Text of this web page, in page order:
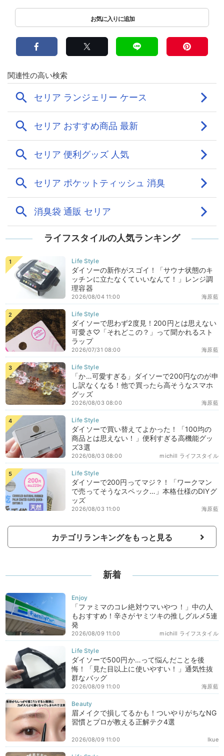
ライフスタイルの人気ランキング
ダイソーの新作がスゴイ！「サウナ状態のキ
ッチンに立たなくていいなんて！」レンジ調
理容器
海原藍
2026/08/04 11:00
ダイソーで思わず2度見！200円とは思えない
可愛さ♡「それどこの？」って聞かれるスト
ラップ
海原藍
2026/07/31 08:00
「か…可愛すぎる」ダイソーで200円なのが申
し訳なくなる！他で買ったら高そうなスマホ
グッズ
海原藍
2026/08/03 08:00
ダイソーで買い替えてよかった！「100均の
商品とは思えない！」便利すぎる高機能グッ
ズ3選
michill ライフスタイル
2026/08/03 08:00
ダイソーで200円ってマジ？！「ワークマン
で売ってそうなスペック…」本格仕様のDIYグ
ッズ
海原藍
2026/08/03 11:00
カテゴリランキングをもっと見る
新着
「ファミマのコレ絶対ウマいやつ！」中の人
もおすすめ！辛さがヤミツキの推しグルメ5連
発
michill ライフスタイル
2026/08/09 11:00
ダイソーで500円か…って悩んだことを後
悔！「見た目以上に使いやすい！」通気性抜
群なバッグ
海原藍
2026/08/09 11:00
眉メイクで損してるかも！ついやりがちなNG
習慣とプロが教える正解テク4選
Ikue
2026/08/09 11:00